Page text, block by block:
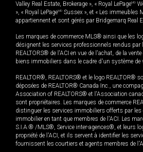
Valley Real Estate, Brokerage », « Royal LePageMD
», « Royal LePageMD Sussex », et « Les immeubles
appartiennent et sont gérés par Bridgemarq Real
Les marques de commerce MLS® ainsi que les
désignent les services professionnels rendus par
REALTORS® de l'ACI en vue de l'achat, de la
biens immobiliers dans le cadre d'un système de
REALTOR®, REALTORS® et le logo REALTOR®
déposées de REALTOR® Canada Inc., une
Association of REALTORS® et l'Association
sont propriétaires. Les marques de commerce
distinguer les services immobiliers offerts par les
immobilier en tant que membres de l'ACI. Les
S.I.A.® /MLS®, Service inter-agences®, et leurs
propriété de l'ACI, et ils servent à identifier les
fournissent les courtiers et agents membres de